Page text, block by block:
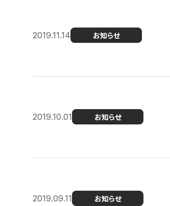
2019.11.14 お知らせ
2019.10.01 お知らせ
2019.09.11 お知らせ